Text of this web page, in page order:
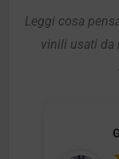
Leggi cosa
vinili usati da